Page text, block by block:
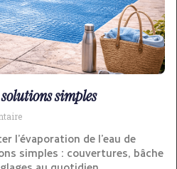
simples
l’évaporation de l’eau de
simples : couvertures, bâche